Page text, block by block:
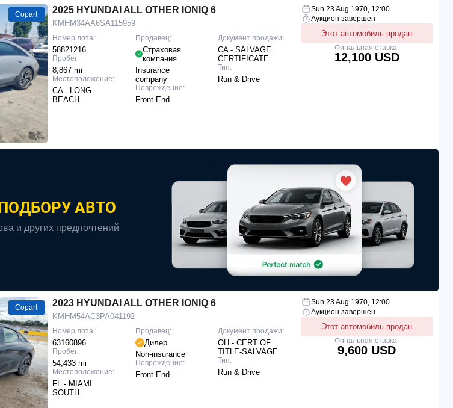
Copart 2025 HYUNDAI ALL OTHER IONIQ 6
KMHM34AA6SA115959
Номер лота:
58821216
Пробег:
8,867 mi
Местоположение:
CA - LONG
BEACH
Продавец:
Страховая
компания
Insurance
company
Повреждение:
Front End
Документ продажи:
CA - SALVAGE
CERTIFICATE
Тип:
Run & Drive
Sun 23 Aug 1970, 12:00
Аукцион завершен
Этот автомобиль продан
Финальная ставка:
12,100 USD
АВТО
и других предпочтений
Copart 2023 HYUNDAI ALL OTHER IONIQ 6
KMHM54AC3PA041192
Номер лота:
63160896
Пробег:
54,433 mi
Местоположение:
FL - MIAMI
SOUTH
Продавец:
Дилер
Non-insurance
Повреждение:
Front End
Документ продажи:
OH - CERT OF
TITLE-SALVAGE
Тип:
Run & Drive
Sun 23 Aug 1970, 12:00
Аукцион завершен
Этот автомобиль продан
Финальная ставка:
9,600 USD